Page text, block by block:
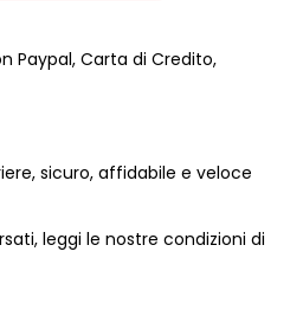
Paypal, Carta di Credito,
sicuro, affidabile e veloce
leggi le nostre condizioni di